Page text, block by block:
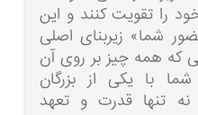
را تقویت کنند و این
شما» زیربنای اصلی
که همه چیز بر روی آن
با یکی از بزرگان
نه تنها قدرت و تعهد